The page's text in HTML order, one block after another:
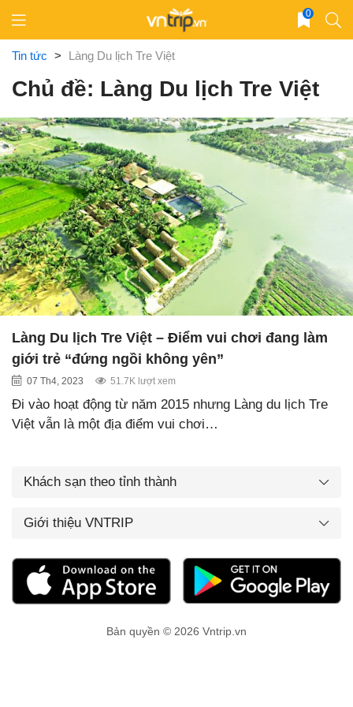
content
0
Tin tức > Làng Du lịch Tre Việt
Chủ đề: Làng Du lịch Tre Việt
Làng Du lịch Tre Việt – Điểm vui chơi đang làm
giới trẻ “đứng ngồi không yên”
07 Th4, 2023 51.7K lượt xem
Đi vào hoạt động từ năm 2015 nhưng Làng du lịch Tre
Việt vẫn là một địa điểm vui chơi…
Khách sạn theo tỉnh thành
Giới thiệu VNTRIP
Bản quyền © 2026 Vntrip.vn